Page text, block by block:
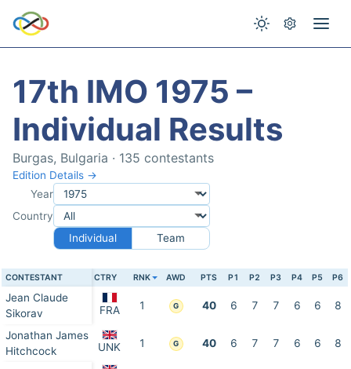
17th IMO 1975 –
Individual Results
Burgas, Bulgaria · 135 contestants
Edition Details →
Year
Country
Individual
Team
CONTESTANT CTRY RNK AWD PTS P1 P2 P3 P4 P5 P6
Jean Claude
Sikorav
FRA 1 G 40 6 7 7 6 6 8
Jonathan James
Hitchcock
UNK 1 G 40 6 7 7 6 6 8